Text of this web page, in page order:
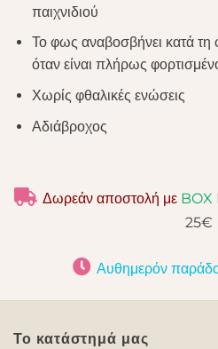
παιχνιδιού
Το φως αναβοσβήνει κατά τη
όταν είναι πλήρως
Χωρίς φθαλικές ενώσεις
Αδιάβροχος
Δωρεάν αποστολή με BOX
25€
Αυθημερόν
Το κατάστημά μας